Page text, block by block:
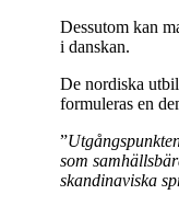
Dessutom kan
i danskan.
De nordiska
formuleras en
”
som
skandinaviska